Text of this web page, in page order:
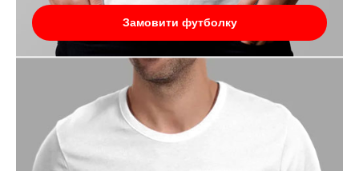
Замовити футболку